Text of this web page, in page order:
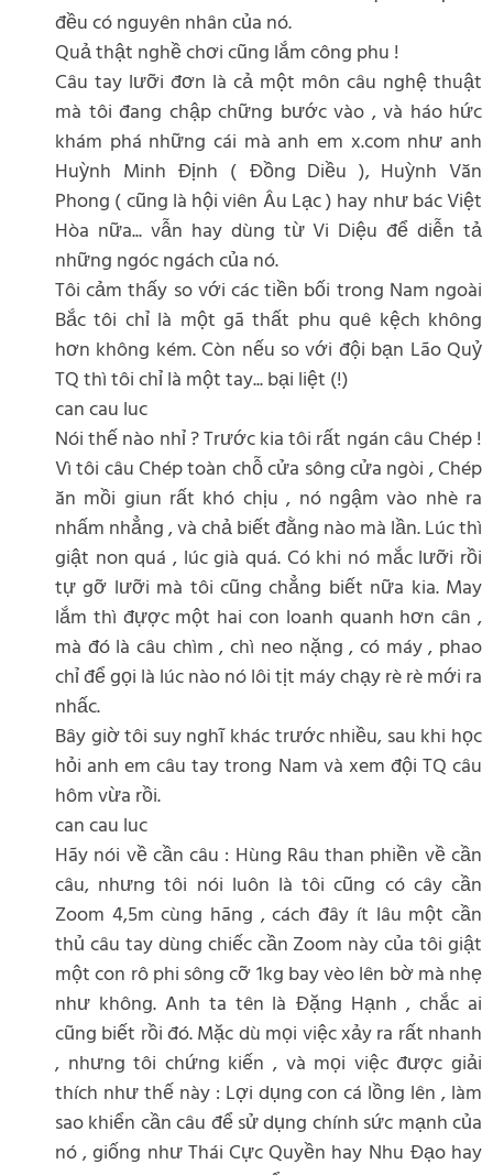
đều có nguyên nhân của nó.
Quả thật nghề chơi cũng lắm công phu !
Câu tay lưỡi đơn là cả một môn câu nghệ thuật
mà tôi đang chập chững bước vào , và háo hức
khám phá những cái mà anh em x.com như anh
Huỳnh Minh Định ( Đồng Diều ), Huỳnh Văn
Phong ( cũng là hội viên Âu Lạc ) hay như bác Việt
Hòa nữa... vẫn hay dùng từ Vi Diệu để diễn tả
những ngóc ngách của nó.
Tôi cảm thấy so với các tiền bối trong Nam ngoài
Bắc tôi chỉ là một gã thất phu quê kệch không
hơn không kém. Còn nếu so với đội bạn Lão Quỷ
TQ thì tôi chỉ là một tay... bại liệt (!)
can cau luc
Nói thế nào nhỉ ? Trước kia tôi rất ngán câu Chép !
Vì tôi câu Chép toàn chỗ cửa sông cửa ngòi , Chép
ăn mồi giun rất khó chịu , nó ngậm vào nhè ra
nhấm nhẳng , và chả biết đằng nào mà lần. Lúc thì
giật non quá , lúc già quá. Có khi nó mắc lưỡi rồi
tự gỡ lưỡi mà tôi cũng chẳng biết nữa kia. May
lắm thì đựợc một hai con loanh quanh hơn cân ,
mà đó là câu chìm , chì neo nặng , có máy , phao
chỉ để gọi là lúc nào nó lôi tịt máy chạy rè rè mới ra
nhấc.
Bây giờ tôi suy nghĩ khác trước nhiều, sau khi học
hỏi anh em câu tay trong Nam và xem đội TQ câu
hôm vừa rồi.
can cau luc
Hãy nói về cần câu : Hùng Râu than phiền về cần
câu, nhưng tôi nói luôn là tôi cũng có cây cần
Zoom 4,5m cùng hãng , cách đây ít lâu một cần
thủ câu tay dùng chiếc cần Zoom này của tôi giật
một con rô phi sông cỡ 1kg bay vèo lên bờ mà nhẹ
như không. Anh ta tên là Đặng Hạnh , chắc ai
cũng biết rồi đó. Mặc dù mọi việc xảy ra rất nhanh
, nhưng tôi chứng kiến , và mọi việc được giải
thích như thế này : Lợi dụng con cá lồng lên , làm
sao khiển cần câu để sử dụng chính sức mạnh của
nó , giống như Thái Cực Quyền hay Nhu Đạo hay